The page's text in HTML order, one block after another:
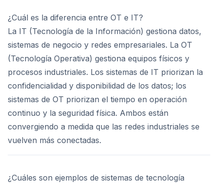
¿Cuál es la diferencia entre OT e IT?
La IT (Tecnología de la Información) gestiona datos,
sistemas de negocio y redes empresariales. La OT
(Tecnología Operativa) gestiona equipos físicos y
procesos industriales. Los sistemas de IT priorizan la
confidencialidad y disponibilidad de los datos; los
sistemas de OT priorizan el tiempo en operación
continuo y la seguridad física. Ambos están
convergiendo a medida que las redes industriales se
vuelven más conectadas.
¿Cuáles son ejemplos de sistemas de tecnología